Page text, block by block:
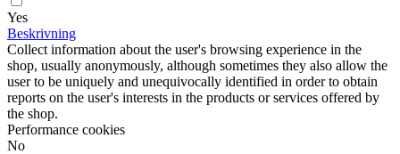
Yes
Beskrivning
Collect information about the user's browsing experience in the
shop, usually anonymously, although sometimes they also allow the
user to be uniquely and unequivocally identified in order to obtain
reports on the user's interests in the products or services offered by
the shop.
Performance cookies
No